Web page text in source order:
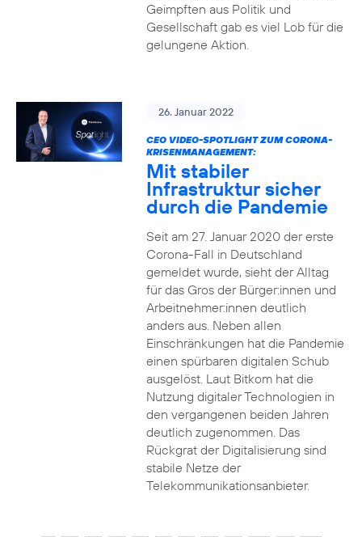
Geimpften aus Politik und
Gesellschaft gab es viel Lob für die
gelungene Aktion.
26. Januar 2022
CEO VIDEO-SPOTLIGHT ZUM CORONA-
KRISENMANAGEMENT:
Mit stabiler
Infrastruktur sicher
durch die Pandemie
Seit am 27. Januar 2020 der erste
Corona-Fall in Deutschland
gemeldet wurde, sieht der Alltag
für das Gros der Bürger:innen und
Arbeitnehmer:innen deutlich
anders aus. Neben allen
Einschränkungen hat die Pandemie
einen spürbaren digitalen Schub
ausgelöst. Laut Bitkom hat die
Nutzung digitaler Technologien in
den vergangenen beiden Jahren
deutlich zugenommen. Das
Rückgrat der Digitalisierung sind
stabile Netze der
Telekommunikationsanbieter.